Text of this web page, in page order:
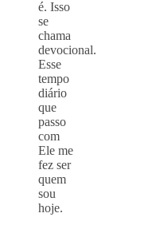
é. Isso
se
chama
devocional.
Esse
tempo
diário
que
passo
com
Ele me
fez ser
quem
sou
hoje.